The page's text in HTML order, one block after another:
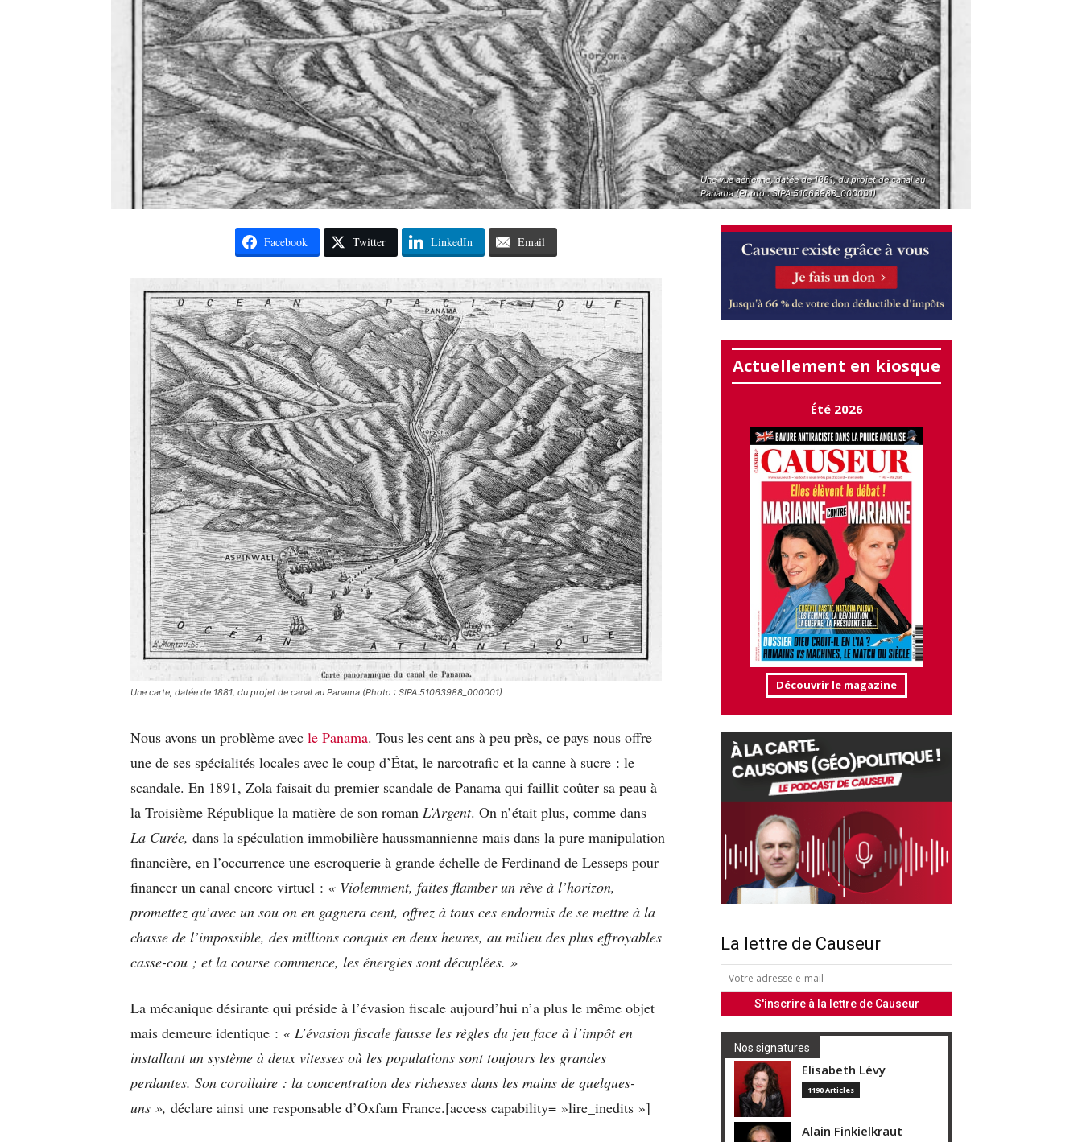
Une vue aérienne, datée de 1881, du projet de canal au
Panama (Photo : SIPA.51063988_000001)
Facebook Twitter LinkedIn Email
Une carte, datée de 1881, du projet de canal au Panama (Photo : SIPA.51063988_000001)
Nous avons un problème avec le Panama. Tous les cent ans à peu près, ce pays nous offre
une de ses spécialités locales avec le coup d’État, le narcotrafic et la canne à sucre : le
scandale. En 1891, Zola faisait du premier scandale de Panama qui faillit coûter sa peau à
la Troisième République la matière de son roman L’Argent. On n’était plus, comme dans
La Curée, dans la spéculation immobilière haussmannienne mais dans la pure manipulation
financière, en l’occurrence une escroquerie à grande échelle de Ferdinand de Lesseps pour
financer un canal encore virtuel : « Violemment, faites flamber un rêve à l’horizon,
promettez qu’avec un sou on en gagnera cent, offrez à tous ces endormis de se mettre à la
chasse de l’impossible, des millions conquis en deux heures, au milieu des plus effroyables
casse-cou ; et la course commence, les énergies sont décuplées. »
La mécanique désirante qui préside à l’évasion fiscale aujourd’hui n’a plus le même objet
mais demeure identique : « L’évasion fiscale fausse les règles du jeu face à l’impôt en
installant un système à deux vitesses où les populations sont toujours les grandes
perdantes. Son corollaire : la concentration des richesses dans les mains de quelques-
uns », déclare ainsi une responsable d’Oxfam France.[access capability= »lire_inedits »]
Actuellement en kiosque
Été 2026
Découvrir le magazine
La lettre de Causeur
Nos signatures
Elisabeth Lévy
1190 Articles
Alain Finkielkraut